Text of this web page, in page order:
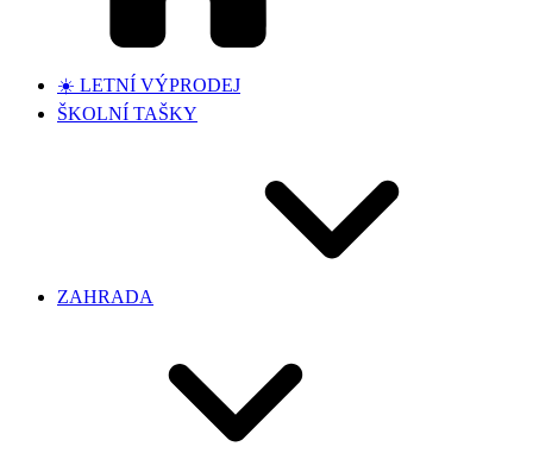
☀️ LETNÍ VÝPRODEJ
ŠKOLNÍ TAŠKY
ZAHRADA